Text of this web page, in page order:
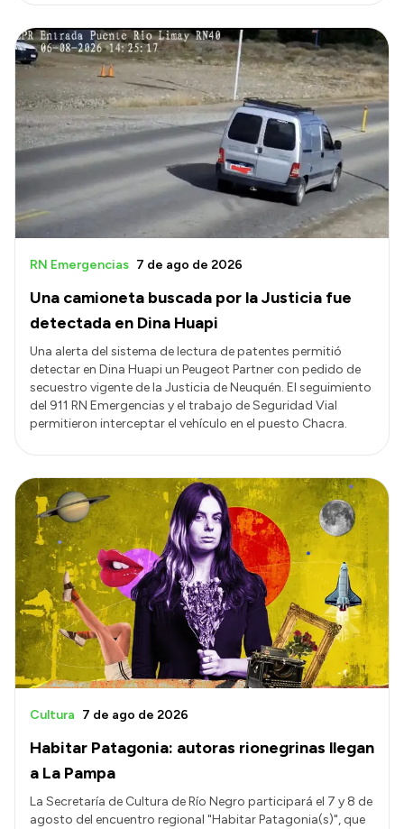
Una camioneta buscada por la Justicia fue
detectada en Dina Huapi
RN Emergencias 7 de ago de 2026
Una alerta del sistema de lectura de patentes permitió
detectar en Dina Huapi un Peugeot Partner con pedido de
secuestro vigente de la Justicia de Neuquén. El seguimiento
del 911 RN Emergencias y el trabajo de Seguridad Vial
permitieron interceptar el vehículo en el puesto Chacra.
Habitar Patagonia: autoras rionegrinas llegan
a La Pampa
Cultura 7 de ago de 2026
La Secretaría de Cultura de Río Negro participará el 7 y 8 de
agosto del encuentro regional "Habitar Patagonia(s)", que